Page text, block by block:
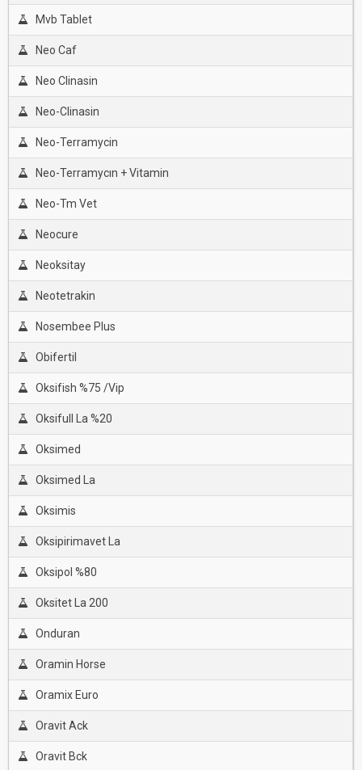
Mvb Tablet
Neo Caf
Neo Clinasin
Neo-Clinasin
Neo-Terramycin
Neo-Terramycın + Vitamin
Neo-Tm Vet
Neocure
Neoksitay
Neotetrakin
Nosembee Plus
Obifertil
Oksifish %75 /Vip
Oksifull La %20
Oksimed
Oksimed La
Oksimis
Oksipirimavet La
Oksipol %80
Oksitet La 200
Onduran
Oramin Horse
Oramix Euro
Oravit Ack
Oravit Bck